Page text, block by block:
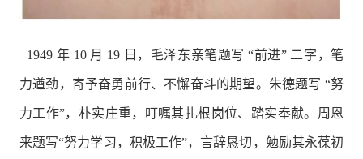
1949 年 10 月 19 日，毛泽东亲笔题写 “前进” 二字，笔
力遒劲，寄予奋勇前行、不懈奋斗的期望。朱德题写 “努
力工作”，朴实庄重，叮嘱其扎根岗位、踏实奉献。周恩
来题写“努力学习，积极工作”，言辞恳切，勉励其永葆初